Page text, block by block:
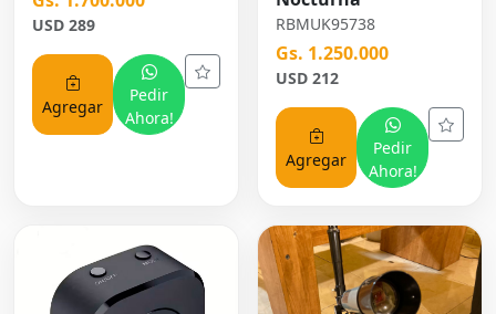
USD 289
Agregar
Pedir
Ahora!
RBMUK95738
Gs. 1.250.000
USD 212
Agregar
Pedir
Ahora!